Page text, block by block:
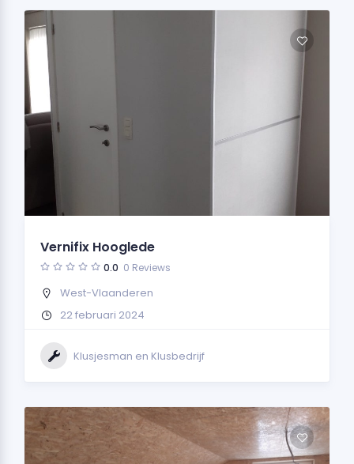
Vernifix Hooglede
0.0 0 Reviews
West-Vlaanderen
22 februari 2024
Klusjesman en Klusbedrijf